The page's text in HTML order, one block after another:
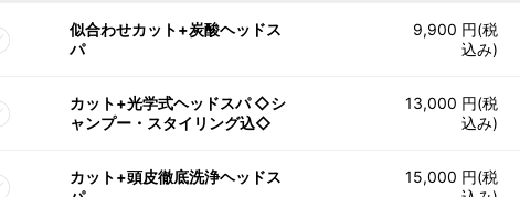
似合わせカット+炭酸ヘッドス
パ
9,900 円(税
込み)
カット+光学式ヘッドスパ ◇シ
ャンプー・スタイリング込◇
13,000 円(税
込み)
カット+頭皮徹底洗浄ヘッドス
15,000 円(税